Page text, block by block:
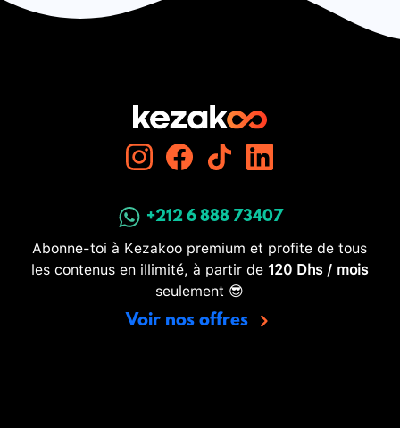
+212 6 888 73407
Abonne-toi à Kezakoo premium et profite de tous
les contenus en illimité, à partir de 120 Dhs / mois
seulement 😎
Voir nos offres